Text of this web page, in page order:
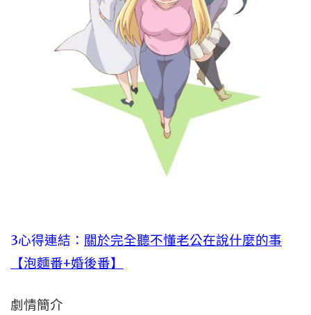
3心得連結： 關於完全聽不懂老公在說什麼的事
【泡麵番+婚後番】
劇情簡介